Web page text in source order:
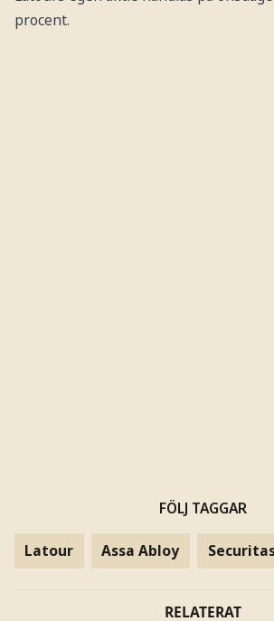
procent.
FÖLJ TAGGAR
Latour Assa Abloy
RELATERAT